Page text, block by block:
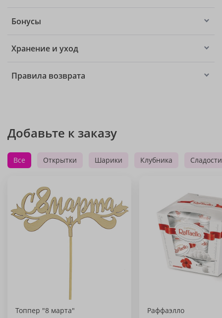
Бонусы
Хранение и уход
Правила возврата
Добавьте к заказу
Все Открытки Шарики Клубника Сладости
Топпер "8 марта" Раффаэлло